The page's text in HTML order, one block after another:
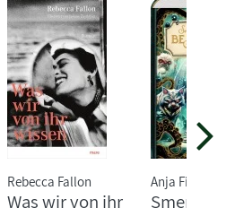
Rebecca Fallon
Was wir von ihr
Anja Fislage
Smeralda